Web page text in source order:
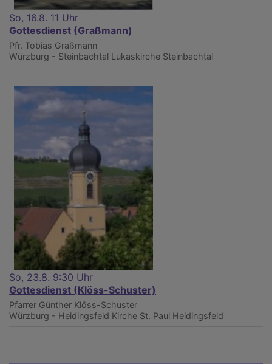
So, 16.8. 11 Uhr
Gottesdienst (Graßmann)
Pfr. Tobias Graßmann
Würzburg - Steinbachtal Lukaskirche Steinbachtal
So, 23.8. 9:30 Uhr
Gottesdienst (Klöss-Schuster)
Pfarrer Günther Klöss-Schuster
Würzburg - Heidingsfeld Kirche St. Paul Heidingsfeld